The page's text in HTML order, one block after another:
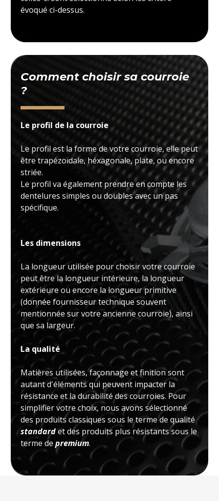
évoqué ci-dessus.
Comment choisir sa courroie
?
Le profil de la courroie
Le profil est la forme de votre courroie, elle peut
être trapézoïdale, héxagonale, plate, ou encore
striée.
Le profil va également prendre en compte les
dentelures simples ou doubles avec un pas
spécifique.
Les dimensions
La longueur utilisée pour choisir votre courroie
peut être la longueur intérieure, la longueur
extérieure ou encore la longueur primitive
(donnée fournisseur technique souvent
mentionnée sur votre ancienne courroie), ainsi
que sa largeur.
La qualité
Matières utilisées, façonnage et finition sont
autant d'éléments qui peuvent impacter la
résistance et la durabilité des courroies. Pour
simplifier votre choix, nous avons sélectionné
des produits classiques sous le terme de qualité
standardet des produits plus résistants sous le
terme depremium.